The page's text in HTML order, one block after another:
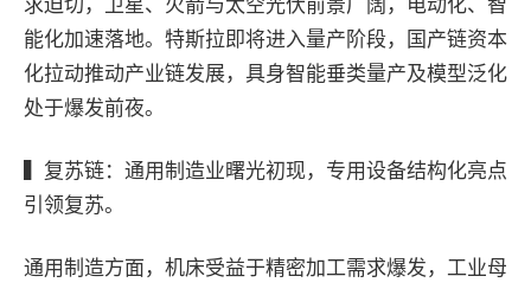
求迫切，卫星、火箭与太空光伏前景广阔，电动化、智
能化加速落地。特斯拉即将进入量产阶段，国产链资本
化拉动推动产业链发展，具身智能垂类量产及模型泛化
处于爆发前夜。
复苏链：通用制造业曙光初现，专用设备结构化亮点
引领复苏。
通用制造方面， 机床受益于精密加工需求爆发，工业母